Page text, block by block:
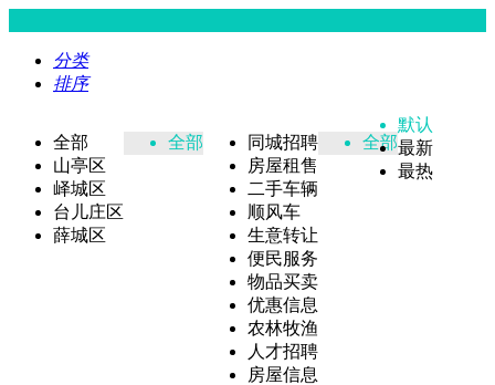
分类
排序
全部
山亭区
峄城区
台儿庄区
薛城区
全部
同城招聘
房屋租售
二手车辆
顺风车
生意转让
便民服务
物品买卖
优惠信息
农林牧渔
人才招聘
房屋信息
全部
默认
最新
最热